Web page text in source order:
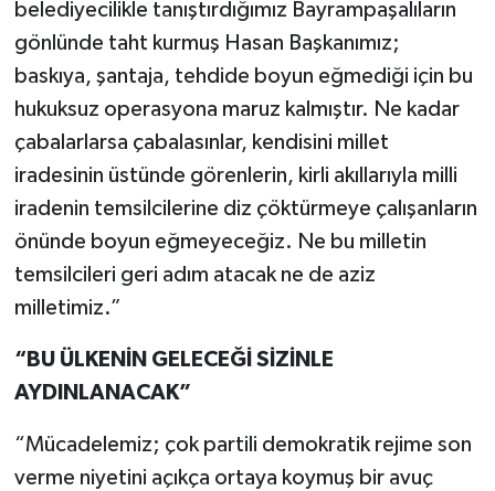
belediyecilikle tanıştırdığımız Bayrampaşalıların
gönlünde taht kurmuş Hasan Başkanımız;
baskıya, şantaja, tehdide boyun eğmediği için bu
hukuksuz operasyona maruz kalmıştır. Ne kadar
çabalarlarsa çabalasınlar, kendisini millet
iradesinin üstünde görenlerin, kirli akıllarıyla milli
iradenin temsilcilerine diz çöktürmeye çalışanların
önünde boyun eğmeyeceğiz. Ne bu milletin
temsilcileri geri adım atacak ne de aziz
milletimiz.”
“BU ÜLKENİN GELECEĞİ SİZİNLE
AYDINLANACAK”
“Mücadelemiz; çok partili demokratik rejime son
verme niyetini açıkça ortaya koymuş bir avuç